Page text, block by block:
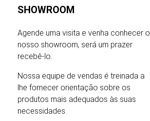
SHOWROOM
Agende uma visita e venha conhecer o
nosso showroom, será um prazer
recebê-lo.
Nossa equipe de vendas é treinada a
lhe fornecer orientação sobre os
produtos mais adequados às suas
necessidades.